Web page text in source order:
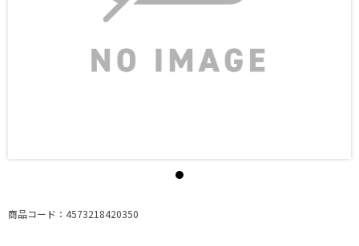
商品コード：4573218420350